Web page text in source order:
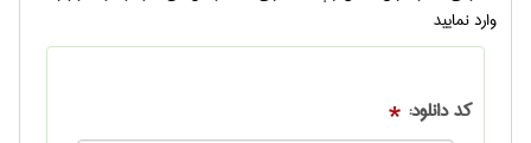
وارد نمایید
کد دانلود: *